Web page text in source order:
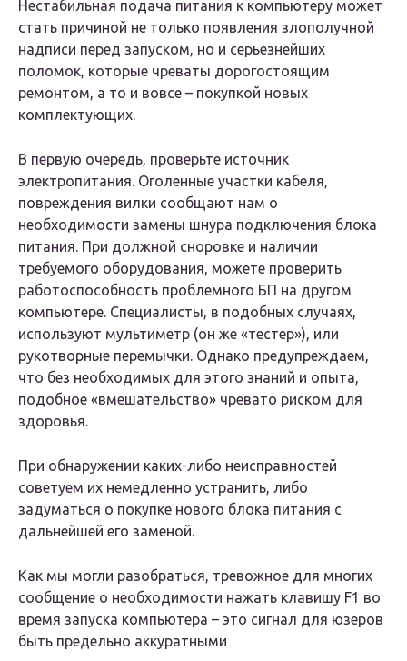
Нестабильная подача питания к компьютеру может
стать причиной не только появления злополучной
надписи перед запуском, но и серьезнейших
поломок, которые чреваты дорогостоящим
ремонтом, а то и вовсе – покупкой новых
комплектующих.
В первую очередь, проверьте источник
электропитания. Оголенные участки кабеля,
повреждения вилки сообщают нам о
необходимости замены шнура подключения блока
питания. При должной сноровке и наличии
требуемого оборудования, можете проверить
работоспособность проблемного БП на другом
компьютере. Специалисты, в подобных случаях,
используют мультиметр (он же «тестер»), или
рукотворные перемычки. Однако предупреждаем,
что без необходимых для этого знаний и опыта,
подобное «вмешательство» чревато риском для
здоровья.
При обнаружении каких-либо неисправностей
советуем их немедленно устранить, либо
задуматься о покупке нового блока питания с
дальнейшей его заменой.
Как мы могли разобраться, тревожное для многих
сообщение о необходимости нажать клавишу F1 во
время запуска компьютера – это сигнал для юзеров
быть предельно аккуратными